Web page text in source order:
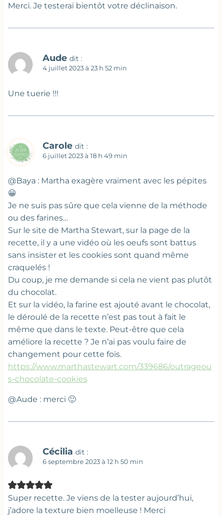
Merci. Je testerai bientôt votre déclinaison.
Aude dit :
4 juillet 2023 à 23 h 52 min
Une tuerie !!!
Carole dit :
6 juillet 2023 à 18 h 49 min
@Baya : Martha exagère vraiment avec les pépites
😀
Je ne suis pas sûre que cela vienne de la méthode
ou des farines…
Sur le site de Martha Stewart, sur la page de la
recette, il y a une vidéo où les oeufs sont battus
sans insister et les cookies sont quand même
craquelés !
Du coup, je me demande si cela ne vient pas plutôt
du chocolat.
Et sur la vidéo, la farine est ajouté avant le chocolat,
le déroulé de la recette n’est pas tout à fait le
même que dans le texte. Peut-être que cela
améliore la recette ? Je n’ai pas voulu faire de
changement pour cette fois.
https://www.marthastewart.com/339686/outrageou
s-chocolate-cookies
@Aude : merci 🙂
Cécilia dit :
6 septembre 2023 à 12 h 50 min
Super recette. Je viens de la tester aujourd’hui,
j’adore la texture bien moelleuse ! Merci